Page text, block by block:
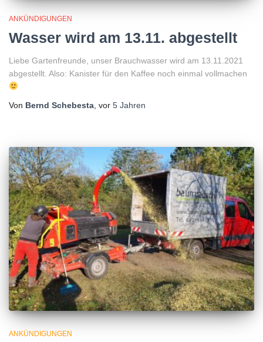
ANKÜNDIGUNGEN
Wasser wird am 13.11. abgestellt
Liebe Gartenfreunde, unser Brauchwasser wird am 13.11.2021
abgestellt. Also: Kanister für den Kaffee noch einmal vollmachen
Von Bernd Schebesta , vor 5 Jahren
ANKÜNDIGUNGEN